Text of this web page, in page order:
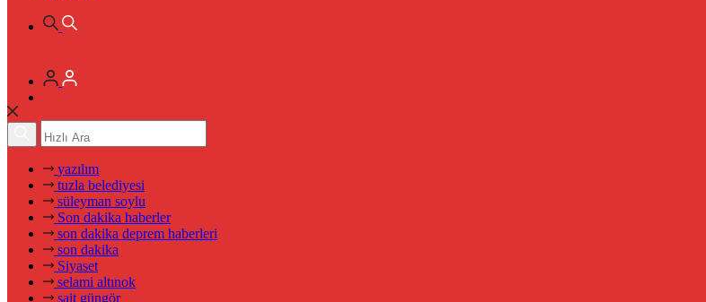
yazılım
tuzla belediyesi
süleyman soylu
Son dakika haberler
son dakika deprem haberleri
son dakika
Siyaset
selami altınok
sait güngör